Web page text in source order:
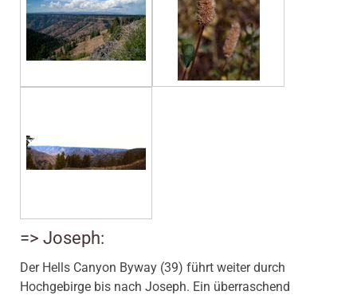
=> Joseph:
Der Hells Canyon Byway (39) führt weiter durch
Hochgebirge bis nach Joseph. Ein überraschend